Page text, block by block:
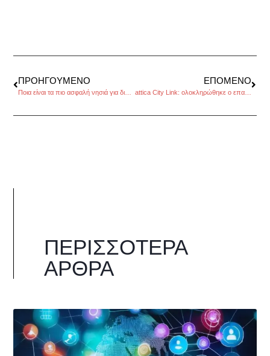
ΠΡΟΗΓΟΎΜΕΝΟ ΕΠΌΜΕΝΟ
attica City Link: ολοκληρώθηκε ο επανασχεδιασμός του μεγαλύτερου πολυκαταστήματος στην Ελλάδα
ΠΕΡΙΣΣΌΤΕΡΑ
ΆΡΘΡΑ